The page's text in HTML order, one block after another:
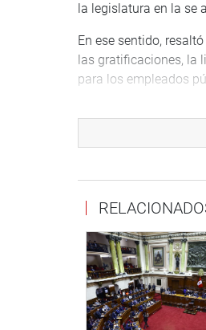
la legislatura en la se
En ese sentido,
las gratificaciones, la
para los empleados
la mayor cantidad de
ley contra el maltrato
reforma electoral,
Sin embargo,
Defensor del Pueblo.
“En este tema
tenido toda la
la legisladora